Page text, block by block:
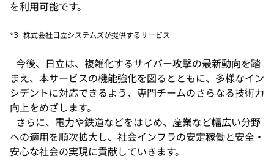
を利用可能です。
*3 株式会社日立システムズが提供するサービス
今後、日立は、複雑化するサイバー攻撃の最新動向を踏
まえ、本サービスの機能強化を図るとともに、多様なイン
シデントに対応できるよう、専門チームのさらなる技術力
向上をめざします。
さらに、電力や鉄道などをはじめ、産業など幅広い分野
への適用を順次拡大し、社会インフラの安定稼働と安全・
安心な社会の実現に貢献していきます。